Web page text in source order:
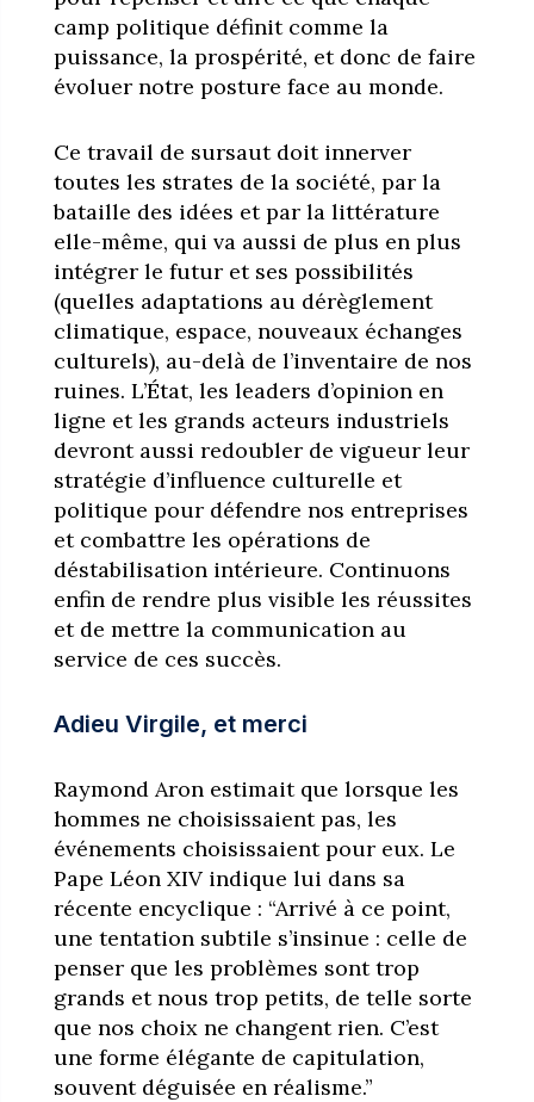
camp politique définit comme la
puissance, la prospérité, et donc de faire
évoluer notre posture face au monde.
Ce travail de sursaut doit innerver
toutes les strates de la société, par la
bataille des idées et par la littérature
elle-même, qui va aussi de plus en plus
intégrer le futur et ses possibilités
(quelles adaptations au dérèglement
climatique, espace, nouveaux échanges
culturels), au-delà de l’inventaire de nos
ruines. L’État, les leaders d’opinion en
ligne et les grands acteurs industriels
devront aussi redoubler de vigueur leur
stratégie d’influence culturelle et
politique pour défendre nos entreprises
et combattre les opérations de
déstabilisation intérieure. Continuons
enfin de rendre plus visible les réussites
et de mettre la communication au
service de ces succès.
Adieu Virgile, et merci
Raymond Aron estimait que lorsque les
hommes ne choisissaient pas, les
événements choisissaient pour eux. Le
Pape Léon XIV indique lui dans sa
récente encyclique : “Arrivé à ce point,
une tentation subtile s’insinue : celle de
penser que les problèmes sont trop
grands et nous trop petits, de telle sorte
que nos choix ne changent rien. C’est
une forme élégante de capitulation,
souvent déguisée en réalisme.”